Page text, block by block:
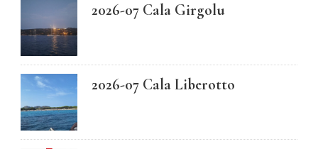
2026-07 Cala Girgolu
2026-07 Cala Liberotto